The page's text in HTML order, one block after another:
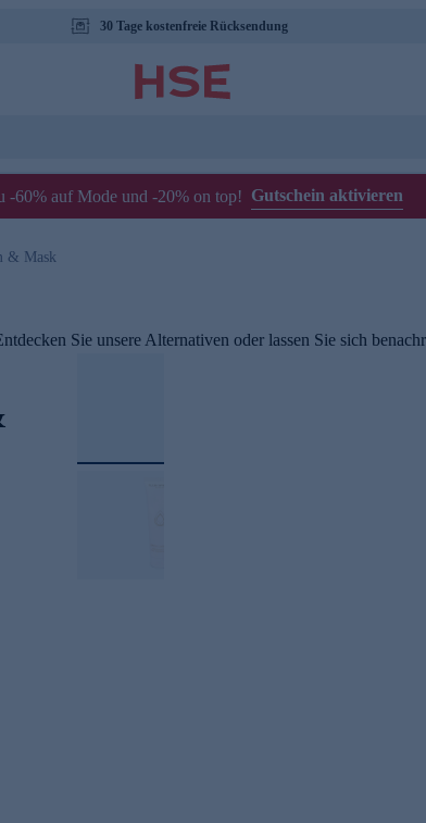
30 Tage kostenfreie Rücksendung
-60% auf Mode und -20% on top! Gutschein aktivieren
& Mask
Sie unsere Alternativen oder lassen Sie sich